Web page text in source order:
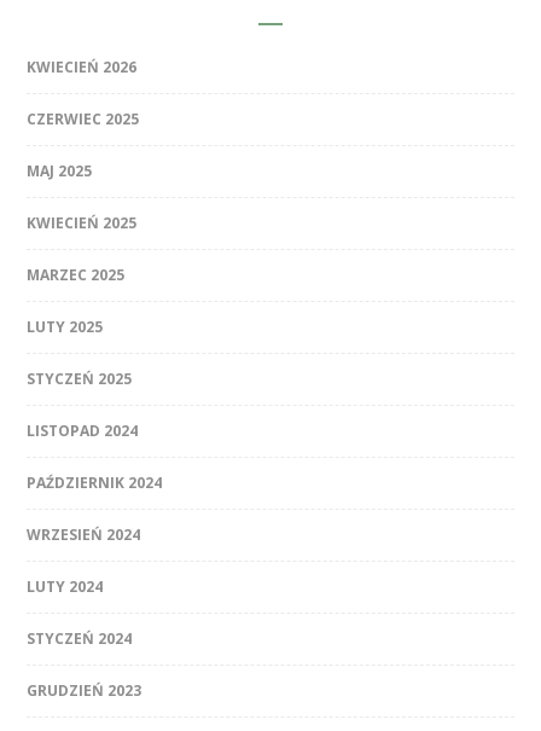
KWIECIEŃ 2026
CZERWIEC 2025
MAJ 2025
KWIECIEŃ 2025
MARZEC 2025
LUTY 2025
STYCZEŃ 2025
LISTOPAD 2024
PAŹDZIERNIK 2024
WRZESIEŃ 2024
LUTY 2024
STYCZEŃ 2024
GRUDZIEŃ 2023